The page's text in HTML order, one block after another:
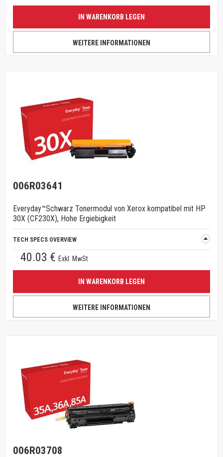
IN WARENKORB LEGEN
WEITERE INFORMATIONEN
006R03641
Everyday™Schwarz Tonermodul von Xerox kompatibel mit HP
30X (CF230X), Hohe Ergiebigkeit
TECH SPECS OVERVIEW
40.03 € Exkl. MwSt
IN WARENKORB LEGEN
WEITERE INFORMATIONEN
006R03708